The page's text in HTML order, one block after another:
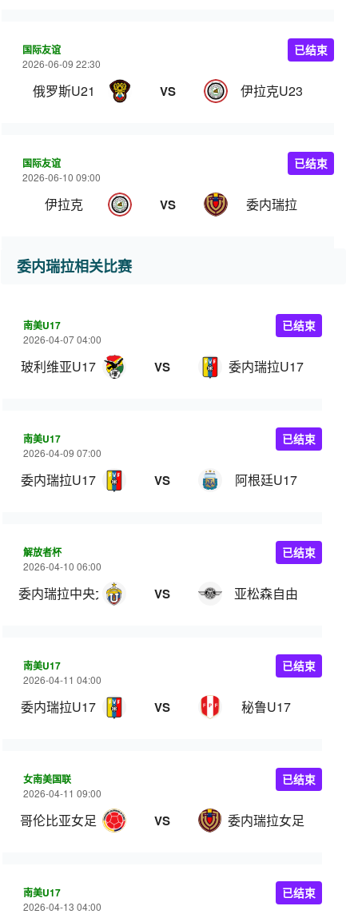
国际友谊
2026-06-09 22:30
俄罗斯U21 VS 伊拉克U23
已结束
国际友谊
2026-06-10 09:00
伊拉克 VS 委内瑞拉
已结束
委内瑞拉相关比赛
南美U17
2026-04-07 04:00
玻利维亚U17 VS 委内瑞拉U17
已结束
南美U17
2026-04-09 07:00
委内瑞拉U17 VS 阿根廷U17
已结束
解放者杯
2026-04-10 06:00
委内瑞拉中央大学 VS 亚松森自由
已结束
南美U17
2026-04-11 04:00
委内瑞拉U17 VS 秘鲁U17
已结束
女南美国联
2026-04-11 09:00
哥伦比亚女足 VS 委内瑞拉女足
已结束
南美U17
2026-04-13 04:00
已结束